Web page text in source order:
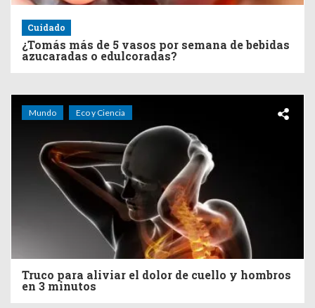
Cuidado
¿Tomás más de 5 vasos por semana de bebidas
azucaradas o edulcoradas?
Mundo Eco y Ciencia
Truco para aliviar el dolor de cuello y hombros
en 3 minutos